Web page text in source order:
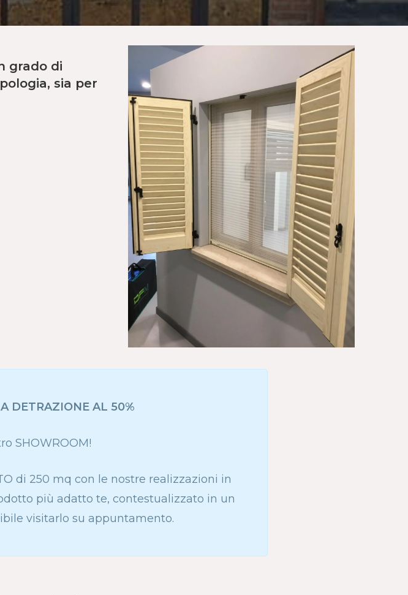
grado di
sia per
DETRAZIONE AL 50%
SHOWROOM!
di 250 mq con le nostre realizzazioni in
più adatto te, contestualizzato in un
visitarlo su appuntamento.